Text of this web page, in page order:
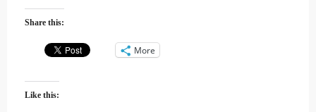
Share this:
More
Like this: